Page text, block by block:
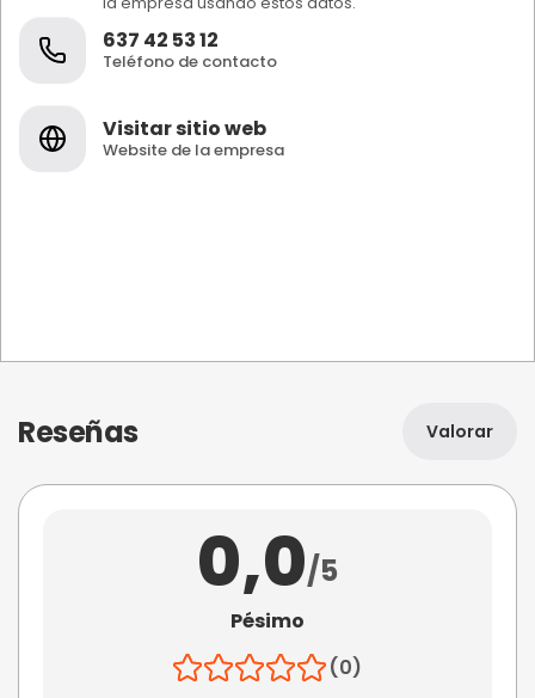
637 42 53 12
Teléfono de contacto
Visitar sitio web
Website de la empresa
Reseñas Valorar
0,0/5
Pésimo
(0)